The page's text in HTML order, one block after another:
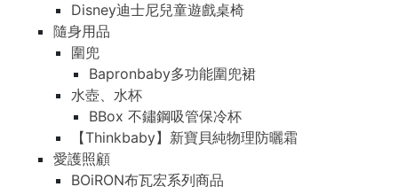
Disney迪士尼兒童遊戲桌椅
隨身用品
圍兜
Bapronbaby多功能圍兜裙
水壺、水杯
BBox 不鏽鋼吸管保冷杯
【Thinkbaby】新寶貝純物理防曬霜
愛護照顧
BOiRON布瓦宏系列商品